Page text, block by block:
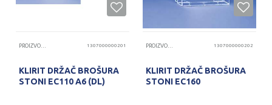
PROIZVODI OD KLIRITA 1307000000201
KLIRIT DRŽAČ BROŠURA
STONI EC110 A6 (DL)
PROIZVODI OD KLIRITA 1307000000202
KLIRIT DRŽAČ BROŠURA
STONI EC160